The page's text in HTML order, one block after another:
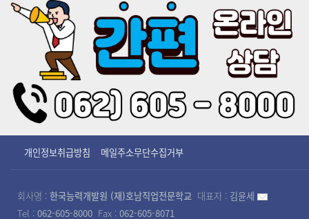
개인정보취급방침 메일주소무단수집거부
회사명 : 한국능력개발원 (재)호남직업전문학교 대표자 : 김윤세
Tel : 062-605-8000 Fax : 062-605-8071